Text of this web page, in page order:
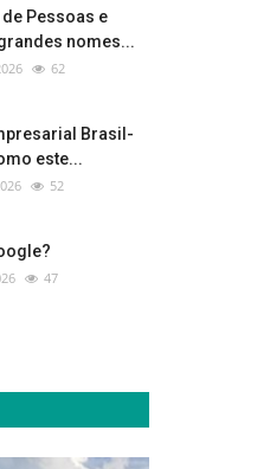
Pessoas e
nomes...
62
Brasil-
este...
52
47